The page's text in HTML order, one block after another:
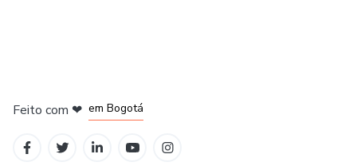
Feito com ❤ em Bogotá